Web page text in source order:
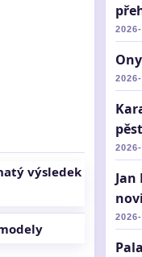
výsledek